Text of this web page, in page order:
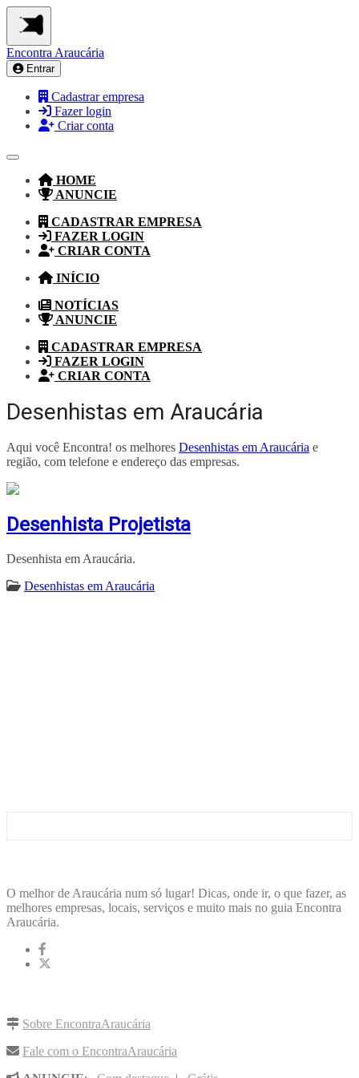
Encontra Araucária
Entrar
Cadastrar empresa
Fazer login
Criar conta
HOME
ANUNCIE
CADASTRAR EMPRESA
FAZER LOGIN
CRIAR CONTA
INÍCIO
NOTÍCIAS
ANUNCIE
CADASTRAR EMPRESA
FAZER LOGIN
CRIAR CONTA
Desenhistas em Araucária
Aqui você Encontra! os melhores Desenhistas em Araucária e
região, com telefone e endereço das empresas.
Desenhista Projetista
Desenhista em Araucária.
Desenhistas em Araucária
O melhor de Araucária num só lugar! Dicas, onde ir, o que fazer, as
melhores empresas, locais, serviços e muito mais no guia Encontra
Araucária.
Sobre EncontraAraucária
Fale com o EncontraAraucária